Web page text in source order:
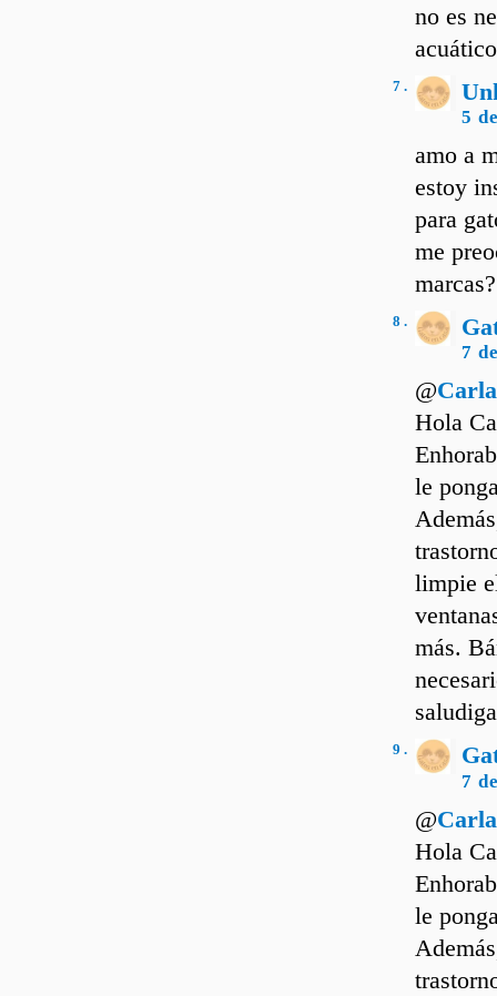
no es
7 .
5
amo a
estoy
para
me
marcas?
8 .
7
@
Hola
le
limpie
más.
9 .
7
@
Hola
le